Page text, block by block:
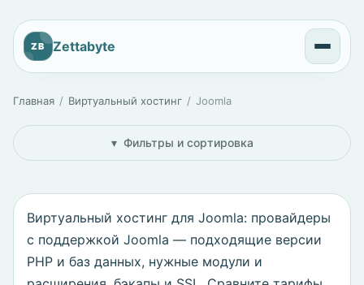
ZB Zettabyte
Главная Виртуальный хостинг Joomla
Фильтры и сортировка
Виртуальный хостинг для Joomla: провайдеры
с поддержкой Joomla — подходящие версии
PHP и баз данных, нужные модули и